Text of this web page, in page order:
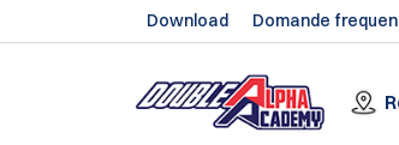
Download Domande